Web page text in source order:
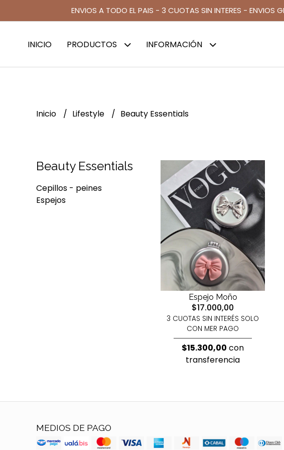
ENVIOS A TODO EL PAIS - 3 CUOTAS SIN INTERES -
INICIO PRODUCTOS INFORMACIÓN
Inicio Lifestyle Beauty Essentials
Beauty Essentials
Cepillos - peines
Espejos
Espejo Moño
$17.000,00
3 CUOTAS SIN INTERÉS SOLO
CON MER PAGO
$15.300,00 con
transferencia
MEDIOS DE PAGO